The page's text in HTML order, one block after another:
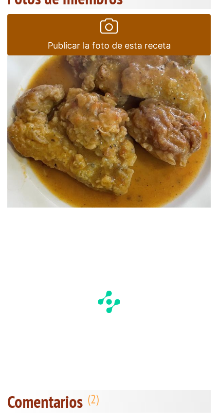
Publicar la foto de esta receta
Comentarios